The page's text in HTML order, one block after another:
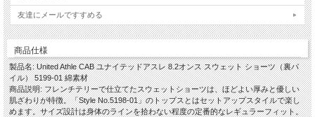
友達にメールですすめる
商品仕様
製品名: United Athle CAB ユナイテッドアスレ 8.2オンス スウェット ショーツ（裏パ
イル） 5199-01 綿素材
商品説明: フレンチテリーで仕立てたスウェットショーツは、ほどよい厚みと優しい
肌ざわりが特徴。「Style No.5198-01」のトップスとはセットアップスタイルで楽し
めます。サイズ設計は身体のラインを拾わない程度の定番的なレギュラーフィット。